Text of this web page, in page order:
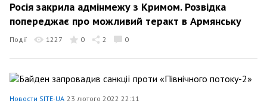
Росія закрила адмінмежу з Кримом. Розвідка
попереджає про можливий теракт в Армянську
Події 1227 0 2 0
Новости SITE-UA 23 лютого 2022 22:11